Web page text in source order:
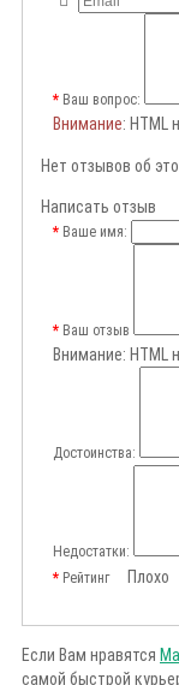
Ваш вопрос:
Внимание: HTML
Нет отзывов об
Написать отзыв
Ваше имя:
Ваш отзыв
Внимание: HTML
Достоинства:
Недостатки:
РейтингПлохо
Если Вам нравятся
самой быстрой